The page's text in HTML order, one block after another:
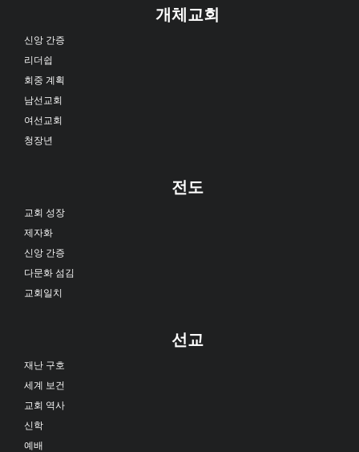
개체교회
신앙 간증
리더쉽
회중 계획
남선교회
여선교회
청장년
전도
교회 성장
제자화
신앙 간증
다문화 섬김
교회일치
선교
재난 구호
세계 보건
교회 역사
신학
예배